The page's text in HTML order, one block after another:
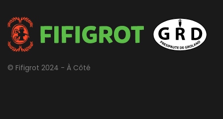
© Fifigrot 2024 - À Côté